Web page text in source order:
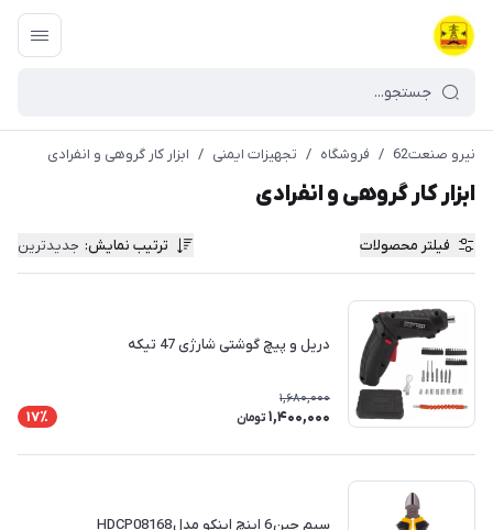
نیرو صنعت62 / فروشگاه / تجهیزات ایمنی / ابزار کار گروهی و انفرادی
ابزار کار گروهی و انفرادی
فیلتر محصولات ترتیب نمایش: جدیدترین
دریل و پیچ گوشتی شارژی 47 تیکه
1,680,000
1,400,000 تومان 17٪
سیم چین 6 اینچ اینکو مدل HDCP08168